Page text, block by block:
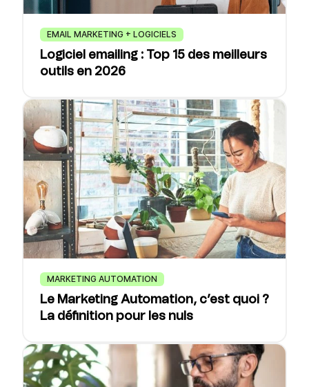
EMAIL MARKETING + LOGICIELS
Logiciel emailing : Top 15 des meilleurs
outils en 2026
MARKETING AUTOMATION
Le Marketing Automation, c’est quoi ?
La définition pour les nuls